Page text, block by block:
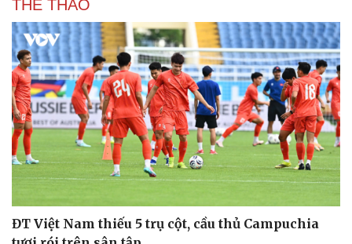
THỂ THAO
ĐT Việt Nam thiếu 5 trụ cột, cầu thủ Campuchia